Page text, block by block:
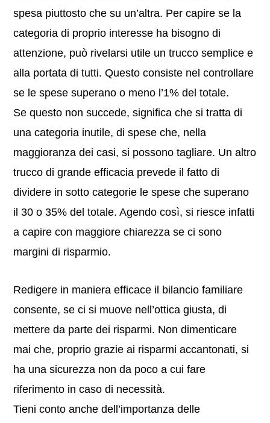
spesa piuttosto che su un’altra. Per capire se la
categoria di proprio interesse ha bisogno di
attenzione, può rivelarsi utile un trucco semplice e
alla portata di tutti. Questo consiste nel controllare
se le spese superano o meno l’1% del totale.
Se questo non succede, significa che si tratta di
una categoria inutile, di spese che, nella
maggioranza dei casi, si possono tagliare. Un altro
trucco di grande efficacia prevede il fatto di
dividere in sotto categorie le spese che superano
il 30 o 35% del totale. Agendo così, si riesce infatti
a capire con maggiore chiarezza se ci sono
margini di risparmio.
Redigere in maniera efficace il bilancio familiare
consente, se ci si muove nell’ottica giusta, di
mettere da parte dei risparmi. Non dimenticare
mai che, proprio grazie ai risparmi accantonati, si
ha una sicurezza non da poco a cui fare
riferimento in caso di necessità.
Tieni conto anche dell’importanza delle